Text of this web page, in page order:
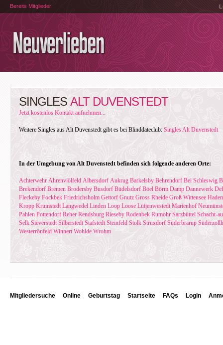
Bereits Mitglieder
SINGLES ALT DUVENSTEDT
Jetzt kostenlos Kontakt aufnehmen...
Weitere Singles aus Alt Duvenstedt gibt es bei Blinddateclub: Singles Alt Duvenstedt
In der Umgebung von Alt Duvenstedt befinden sich folgende anderen Orte:
Achterwehr Ahrenviölfeld Albersdorf Aukrug Barkelsby Behrendorf Bei Schleswig
Brekendorf Bremen Brodersby Busdorf Büdelsdorf Böel Börm Damp Dannewerk
Fleckeby Fockbek Friedrichsholm Gettorf Gnutz Gross Rheide Groß Wittensee
Kropp Krumstedt Langwedel Linden Loop Loose Lütjenwestedt Marienhof
Pahlen Pottendorf Reher Rendsburg Rieseby Rodenbek Rumohr Sarzbüttel Schacht-
Selk Sieverstedt Silberstedt Stafstedt Steinfeld Stolk Struxdorf Süderbrarup
Westerrönfeld Winnert Wohlde Wrohm
Mitgliedersuche Online Geburtstag Startseite FAQs Login